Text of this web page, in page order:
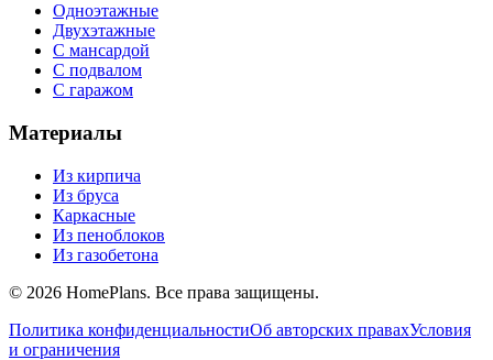
Одноэтажные
Двухэтажные
С мансардой
С подвалом
С гаражом
Материалы
Из кирпича
Из бруса
Каркасные
Из пеноблоков
Из газобетона
© 2026 HomePlans. Все права защищены.
Политика конфиденциальностиОб авторских правахУсловия
и ограничения